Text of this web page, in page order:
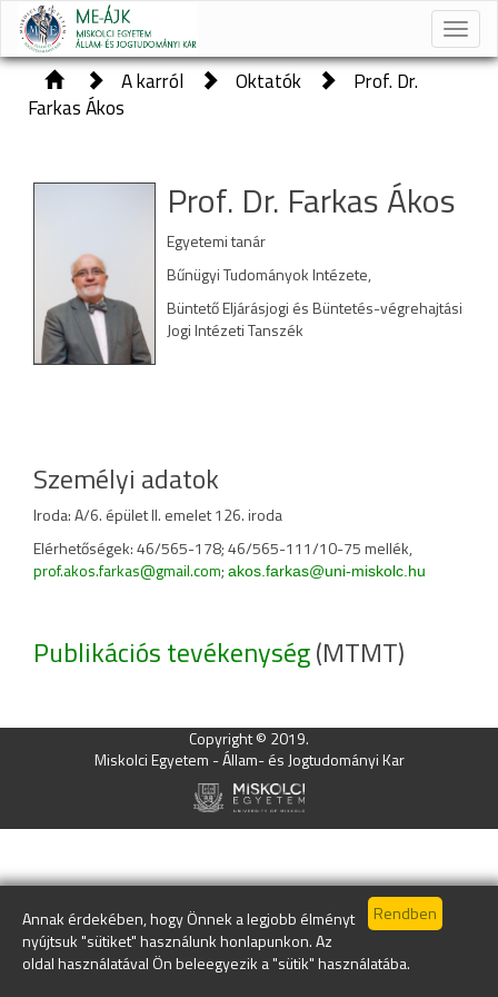
Annak érdekében, hogy Önnek a legjobb élményt
nyújtsuk "sütiket" használunk honlapunkon. Az
oldal használatával Ön beleegyezik a "sütik" használatába.
Toggle
A karról Oktatók
Prof. Dr.
Farkas Ákos
Prof. Dr. Farkas Ákos
Egyetemi tanár
Bűnügyi Tudományok Intézete,
Büntető Eljárásjogi és Büntetés-végrehajtási
Jogi Intézeti Tanszék
Személyi adatok
Iroda: A/6. épület II. emelet 126. iroda
Elérhetőségek: 46/565-178; 46/565-111/10-75 mellék,
prof.akos.farkas@gmail.com; akos.farkas@uni-miskolc.hu
Publikációs tevékenység(MTMT)
Copyright © 2019.
Miskolci Egyetem - Állam- és Jogtudományi Kar